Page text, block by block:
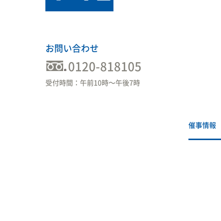
お問い合わせ
0120-818105
受付時間：午前10時〜午後7時
催事情報